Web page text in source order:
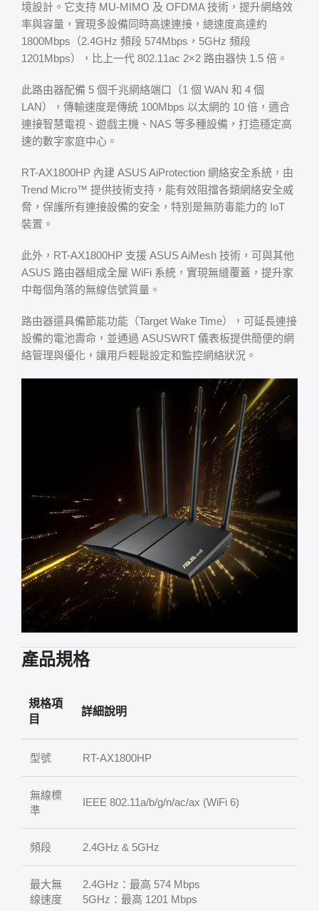
境設計。它支持 MU-MIMO 及 OFDMA 技術，提升網絡效
率與容量，實現多設備同時高速連接，總速度高達約
1800Mbps（2.4GHz 頻段 574Mbps，5GHz 頻段
1201Mbps），比上一代 802.11ac 2×2 路由器快 1.5 倍。
此路由器配備 5 個千兆網絡端口（1 個 WAN 和 4 個
LAN），傳輸速度是傳統 100Mbps 以太網的 10 倍，適合
連接智慧電視、遊戲主機、NAS 等多種設備，打造穩定高
速的數字家庭中心。
RT-AX1800HP 內建 ASUS AiProtection 網絡安全系統，由
Trend Micro™ 提供技術支持，能有效阻擋各類網絡安全威
脅，保護所有連接設備的安全，特別是無防毒能力的 IoT
裝置。
此外，RT-AX1800HP 支援 ASUS AiMesh 技術，可與其他
ASUS 路由器組成全屋 WiFi 系統，實現無縫覆蓋，提升家
中每個角落的無線信號質量。
路由器還具備節能功能（Target Wake Time），可延長連接
設備的電池壽命，並通過 ASUSWRT 儀表板提供簡便的網
絡管理與優化，讓用戶輕鬆設定和監控網絡狀況。
產品規格
規格項
目
詳細說明
型號 RT-AX1800HP
無線標
準
IEEE 802.11a/b/g/n/ac/ax (WiFi 6)
頻段 2.4GHz & 5GHz
最大無
線速度
2.4GHz：最高 574 Mbps
5GHz：最高 1201 Mbps